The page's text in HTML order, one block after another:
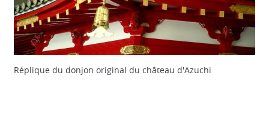
Réplique du donjon original du château d'Azuchi